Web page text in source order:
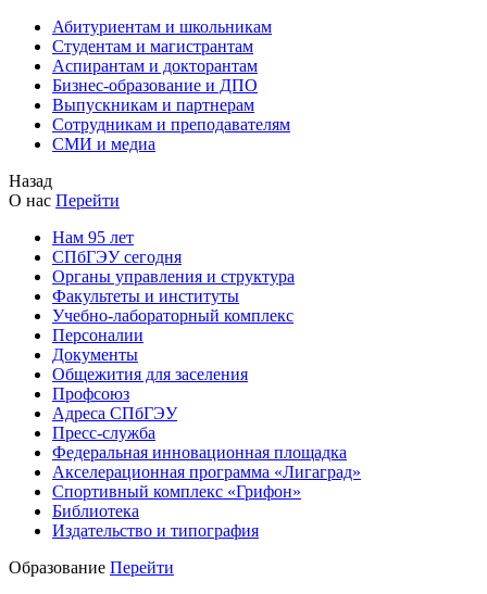
Абитуриентам и школьникам
Студентам и магистрантам
Аспирантам и докторантам
Бизнес-образование и ДПО
Выпускникам и партнерам
Сотрудникам и преподавателям
СМИ и медиа
Назад
О нас Перейти
Нам 95 лет
СПбГЭУ сегодня
Органы управления и структура
Факультеты и институты
Учебно-лабораторный комплекс
Персоналии
Документы
Общежития для заселения
Профсоюз
Адреса СПбГЭУ
Пресс-служба
Федеральная инновационная площадка
Акселерационная программа «Лигаград»­­
Спортивный комплекс «Грифон»
Библиотека
Издательство и типография
Образование Перейти